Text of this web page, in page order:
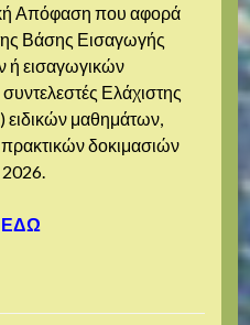
Απόφαση που αφορά
Βάσης Εισαγωγής
ή εισαγωγικών
Ελάχιστης
μαθημάτων,
δοκιμασιών
ΕΔΩ